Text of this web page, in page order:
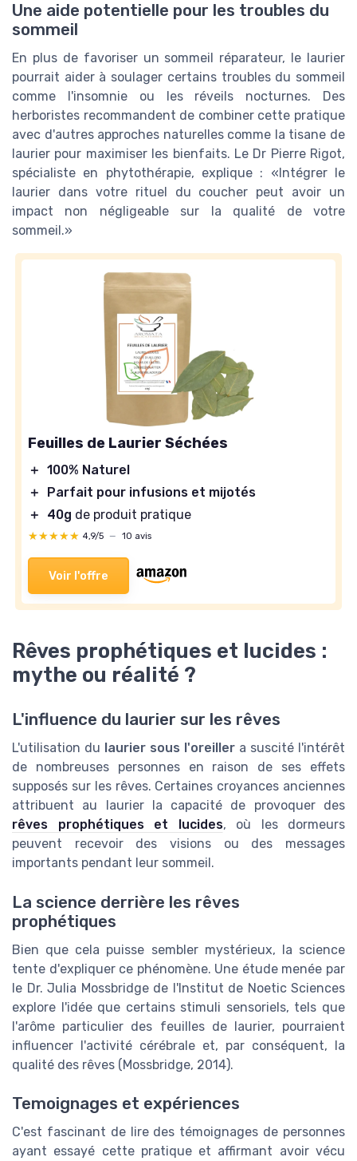
Une aide potentielle pour les troubles du
sommeil
En plus de favoriser un sommeil réparateur, le laurier
pourrait aider à soulager certains troubles du sommeil
comme l'insomnie ou les réveils nocturnes. Des
herboristes recommandent de combiner cette pratique
avec d'autres approches naturelles comme la tisane de
laurier pour maximiser les bienfaits. Le Dr Pierre Rigot,
spécialiste en phytothérapie, explique :
Intégrer le
laurier dans votre rituel du coucher peut avoir un
impact non négligeable sur la qualité de votre
sommeil.
Feuilles de Laurier Séchées
＋ 100% Naturel
＋
Parfait pour infusions et mijotés
＋
40g de produit pratique
★★★★★
★★★★★ 4,9/5 — 10 avis
Voir l'offre
Rêves prophétiques et lucides :
mythe ou réalité ?
L'influence du laurier sur les rêves
L'utilisation du laurier sous l'oreiller a suscité l'intérêt
de nombreuses personnes en raison de ses effets
supposés sur les rêves. Certaines croyances anciennes
attribuent au laurier la capacité de provoquer des
rêves prophétiques et lucides, où les dormeurs
peuvent recevoir des visions ou des messages
importants pendant leur sommeil.
La science derrière les rêves
prophétiques
Bien que cela puisse sembler mystérieux, la science
tente d'expliquer ce phénomène. Une étude menée par
le Dr. Julia Mossbridge de l'Institut de Noetic Sciences
explore l'idée que certains stimuli sensoriels, tels que
l'arôme particulier des feuilles de laurier, pourraient
influencer l'activité cérébrale et, par conséquent, la
qualité des rêves (Mossbridge, 2014).
Temoignages et expériences
C'est fascinant de lire des témoignages de personnes
ayant essayé cette pratique et affirmant avoir vécu